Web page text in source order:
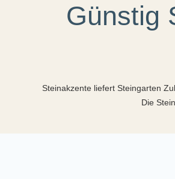
Günstig
Steinakzente liefert Steingarten
Die